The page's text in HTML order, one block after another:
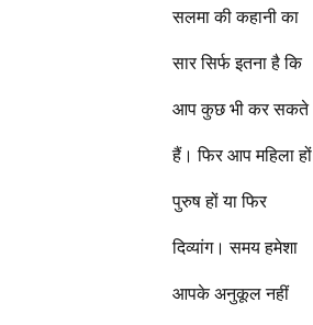
सलमा की कहानी का
सार सिर्फ इतना है कि
आप कुछ भी कर सकते
हैं। फिर आप महिला हों
पुरुष हों या फिर
दिव्यांग। समय हमेशा
आपके अनुकूल नहीं